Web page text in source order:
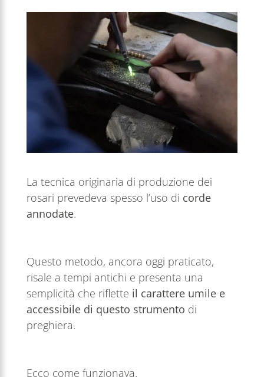
La tecnica originaria di produzione dei
rosari prevedeva spesso l’uso di corde
annodate.
Questo metodo, ancora oggi praticato,
risale a tempi antichi e presenta una
semplicità che riflette il carattere umile e
accessibile di questo strumento di
preghiera.
Ecco come funzionava.